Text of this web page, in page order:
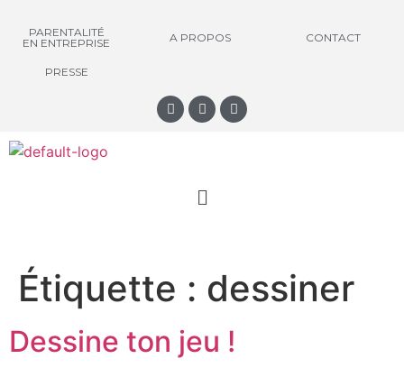
PARENTALITÉ
EN ENTREPRISE
A PROPOS CONTACT
PRESSE
Étiquette : dessiner
Dessine ton jeu !